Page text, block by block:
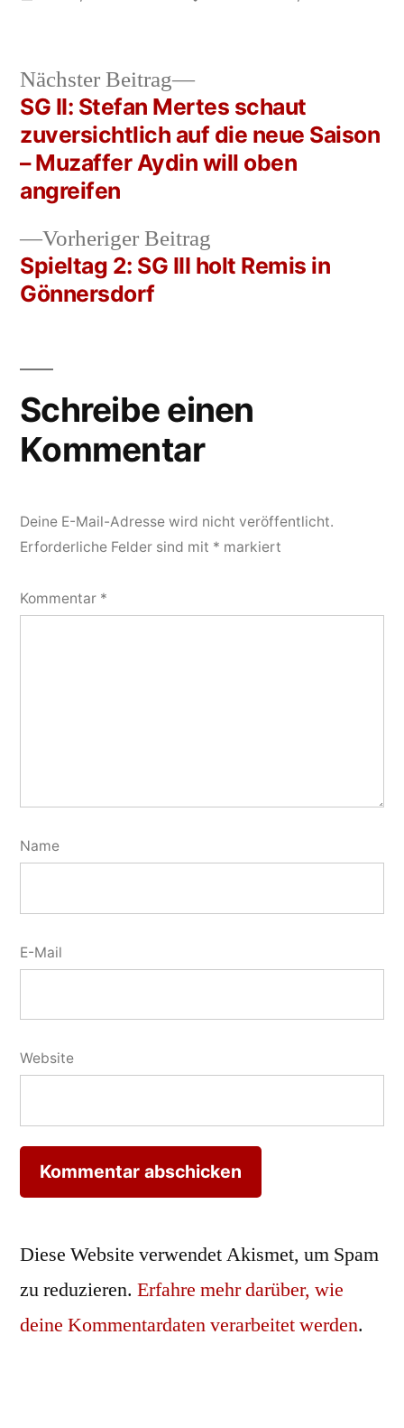
Beitrags-
Navigation
Vorheriger Beitrag
Beitrag:
Spieltag 2: SG III holt Remis in
Gönnersdorf
Nächster Beitrag
Nächster
Beitrag:
SG II: Stefan Mertes schaut
zuversichtlich auf die neue Saison
– Muzaffer Aydin will oben
angreifen
Schreibe einen
Kommentar
Deine E-Mail-Adresse wird nicht veröffentlicht.
Erforderliche Felder sind mit * markiert
Kommentar *
Name
E-Mail
Website
Diese Website verwendet Akismet, um Spam
zu reduzieren. Erfahre mehr darüber, wie
deine Kommentardaten verarbeitet werden.